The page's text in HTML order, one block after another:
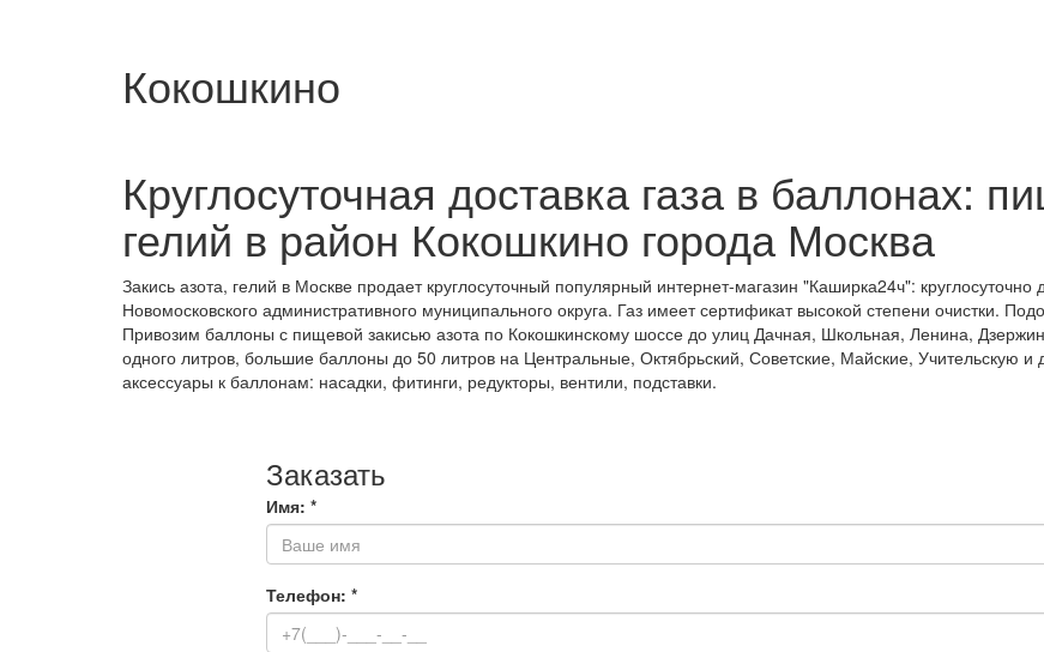
Кокошкино
Круглосуточная доставка газа в баллонах:
гелий в район Кокошкино города Москва
Закись азота, гелий в Москве продает круглосуточный популярный интернет-магазин "Каширка24ч":
Новомосковского административного муниципального округа. Газ имеет сертификат высокой степени очистки.
Привозим баллоны с пищевой закисью азота по Кокошкинскому шоссе до улиц Дачная, Школьная, Ленина,
одного литров, большие баллоны до 50 литров на Центральные, Октябрьский, Советские, Майские, Учительскую и
аксессуары к баллонам: насадки, фитинги, редукторы, вентили, подставки.
Заказать
Имя: *
Телефон: *